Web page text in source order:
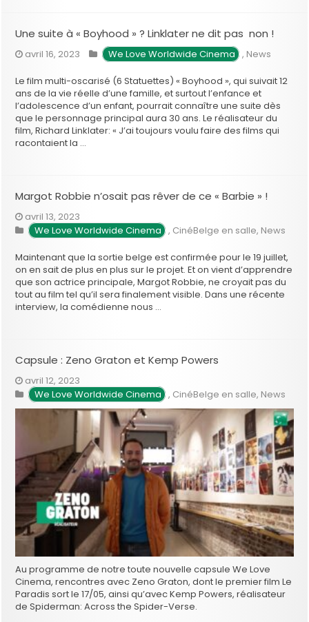
Une suite à « Boyhood » ? Linklater ne dit pas non !
avril 16, 2023 We Love Worldwide Cinema , News
Le film multi-oscarisé (6 Statuettes) « Boyhood », qui suivait 12
ans de la vie réelle d’une famille, et surtout l’enfance et
l’adolescence d’un enfant, pourrait connaître une suite dès
que le personnage principal aura 30 ans. Le réalisateur du
film, Richard Linklater: « J’ai toujours voulu faire des films qui
racontaient la …
Margot Robbie n’osait pas rêver de ce « Barbie » !
avril 13, 2023
We Love Worldwide Cinema , CinéBelge en salle, News
Maintenant que la sortie belge est confirmée pour le 19 juillet,
on en sait de plus en plus sur le projet. Et on vient d’apprendre
que son actrice principale, Margot Robbie, ne croyait pas du
tout au film tel qu’il sera finalement visible. Dans une récente
interview, la comédienne nous …
Capsule : Zeno Graton et Kemp Powers
avril 12, 2023
We Love Worldwide Cinema , CinéBelge en salle, News
Au programme de notre toute nouvelle capsule We Love
Cinema, rencontres avec Zeno Graton, dont le premier film Le
Paradis sort le 17/05, ainsi qu’avec Kemp Powers, réalisateur
de Spiderman: Across the Spider-Verse.